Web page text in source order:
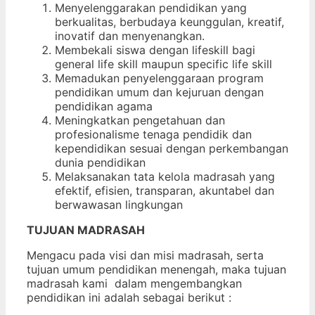
Menyelenggarakan pendidikan yang
berkualitas, berbudaya keunggulan, kreatif,
inovatif dan menyenangkan.
Membekali siswa dengan lifeskill bagi
general life skill maupun specific life skill
Memadukan penyelenggaraan program
pendidikan umum dan kejuruan dengan
pendidikan agama
Meningkatkan pengetahuan dan
profesionalisme tenaga pendidik dan
kependidikan sesuai dengan perkembangan
dunia pendidikan
Melaksanakan tata kelola madrasah yang
efektif, efisien, transparan, akuntabel dan
berwawasan lingkungan
TUJUAN MADRASAH
Mengacu pada visi dan misi madrasah, serta
tujuan umum pendidikan menengah, maka tujuan
madrasah kami dalam mengembangkan
pendidikan ini adalah sebagai berikut :